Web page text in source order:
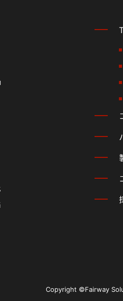
Copyright ©Fairway